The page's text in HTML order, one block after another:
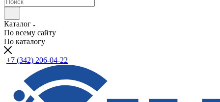
Каталог
По всему сайту
По каталогу
+7 (342) 206-04-22